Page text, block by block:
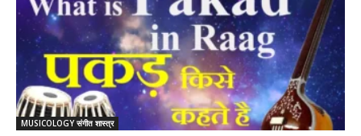
MUSICOLOGY संगीत शास्त्र